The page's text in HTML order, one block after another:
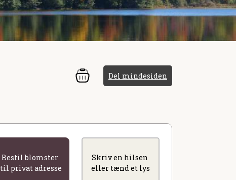
Del mindesiden
Bestil blomster
til privat adresse
Skriv en hilsen
eller tænd et lys